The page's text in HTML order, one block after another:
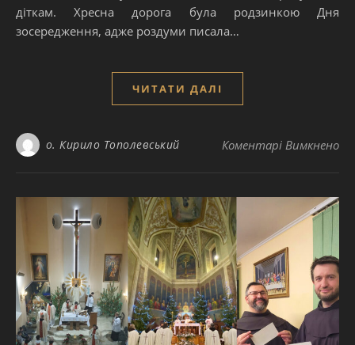
діткам. Хресна дорога була родзинкою Дня
зосередження, адже роздуми писала…
ЧИТАТИ ДАЛІ
о. Кирило Тополевський Коментарі Вимкненодо